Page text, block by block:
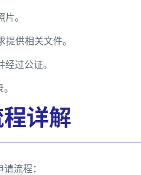
。
供相关文件。
过公证。
详解
流程：